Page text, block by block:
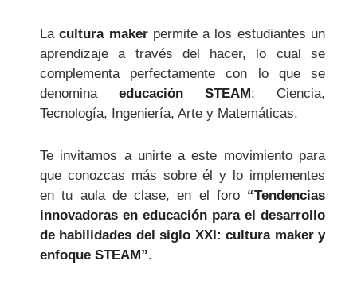
Lacultura makerpermite a los estudiantes un
aprendizaje a través del hacer, lo cual se
complementa perfectamente con lo que se
denomina educación STEAM; Ciencia,
Tecnología, Ingeniería, Arte y Matemáticas.
Te invitamos a unirte a este movimiento para
que conozcas más sobre él y lo implementes
en tu aula de clase, en el foro “Tendencias
innovadoras en educación para el desarrollo
de habilidades del siglo XXI: cultura maker y
enfoque STEAM”.